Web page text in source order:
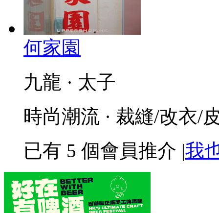
何家園
九龍 · 太子
時尚潮流 · 裁縫/改衣/
已有 5 個會員推介 |我